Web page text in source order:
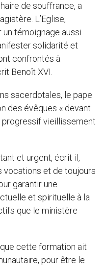
de souffrance, a
L’Eglise,
témoignage aussi
solidarité et
confrontés à
Benoît XVI.
sacerdotales, le pape
des évêques « devant
progressif vieillissement
et urgent, écrit-il,
vocations et de toujours
garantir une
et spirituelle à la
que le ministère
cette formation ait
pour être le